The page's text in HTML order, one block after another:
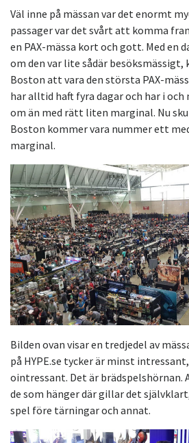
Väl inne på mässan var det enormt
passager var det svårt att komma
en PAX-mässa kort och gott. Med en
om den var lite sådär besöksmässigt,
Boston att vara den största PAX-
har alltid haft fyra dagar och har i
om än med rätt liten marginal. Nu
Boston kommer vara nummer ett
marginal.
Bilden ovan visar en tredjedel av
på HYPE.se tycker är minst
ointressant. Det är
de som hänger där gillar det
spel före tärningar och annat.